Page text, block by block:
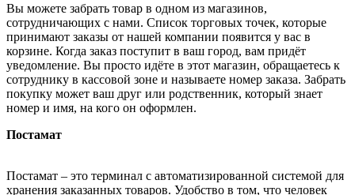
Вы можете забрать товар в одном из магазинов,
сотрудничающих с нами. Список торговых точек, которые
принимают заказы от нашей компании появится у вас в
корзине. Когда заказ поступит в ваш город, вам придёт
уведомление. Вы просто идёте в этот магазин, обращаетесь к
сотруднику в кассовой зоне и называете номер заказа. Забрать
покупку может ваш друг или родственник, который знает
номер и имя, на кого он оформлен.
Постамат
Постамат – это терминал с автоматизированной системой для
хранения заказанных товаров. Удобство в том, что человек